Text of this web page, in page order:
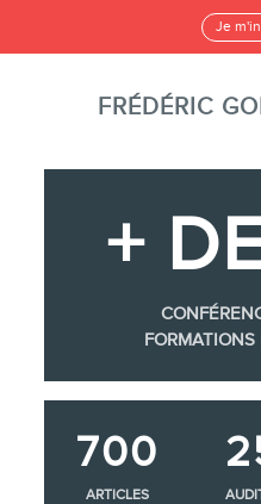
Je
FRÉDÉRIC
+
FORMATIONS
700
ARTICLES